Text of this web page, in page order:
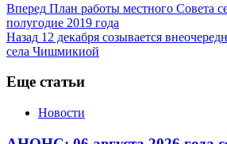
Вперед План работы местного Совета
полугодие 2019 года
Назад 12 декабря созывается
села Чишмикиой
Еще статьи
Новости